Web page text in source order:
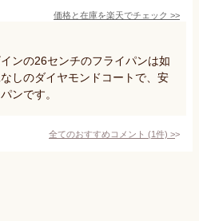
価格と在庫を楽天でチェック >>
ンの26センチのフライパンは如
しのダイヤモンドコートで、安
ンです。
全てのおすすめコメント (1件) >